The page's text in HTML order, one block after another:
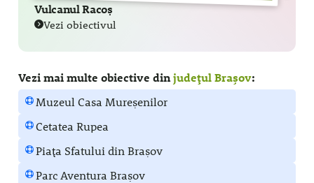
Vulcanul Racoș
Vezi obiectivul
Vezi mai multe obiective dinjudețul Brașov:
Muzeul Casa Mureșenilor
Cetatea Rupea
Piața Sfatului din Brașov
Parc Aventura Brașov